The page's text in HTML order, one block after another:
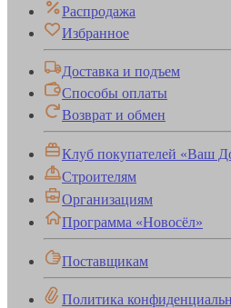
Распродажа
Избранное
Доставка и подъем
Способы оплаты
Возврат и обмен
Клуб покупателей «Ваш
Строителям
Организациям
Программа «Новосёл»
Поставщикам
Политика